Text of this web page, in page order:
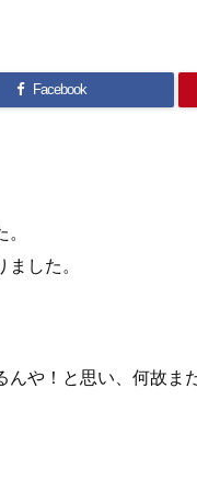
Facebook
した。
や！と思い、何故ま